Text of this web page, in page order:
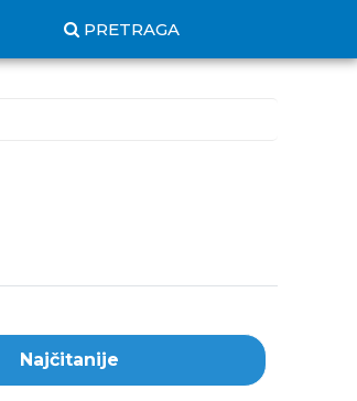
PRETRAGA
Najčitanije